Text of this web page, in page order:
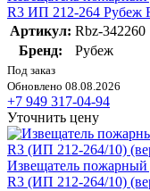
R3 ИП 212-264 Рубеж
Артикул: Rbz-342260
Бренд:
Рубеж
Под заказ
Обновлено 08.08.2026
+7 949 317-04-94
Уточнить цену
Извещатель
R3 (ИП 212-264/10)